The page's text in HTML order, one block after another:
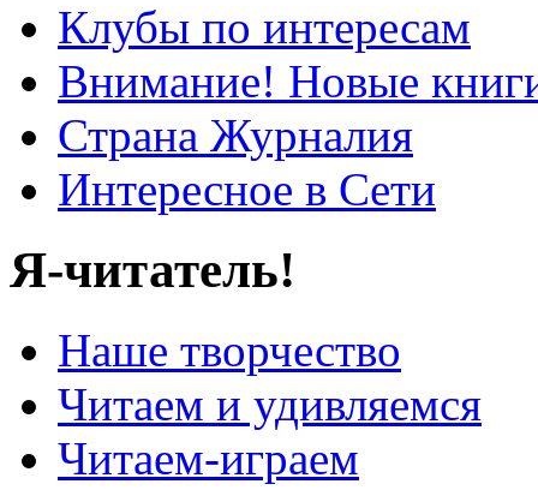
Клубы по интересам
Внимание! Новые
Страна Журналия
Интересное в Сети
Я-читатель!
Наше творчество
Читаем и удивляемся
Читаем-играем